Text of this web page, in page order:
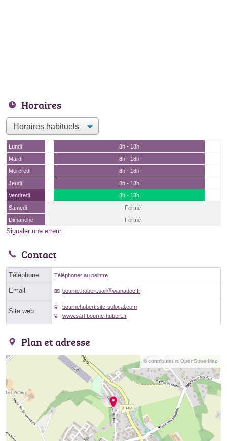
Horaires
Lundi
8h - 18h
Mardi
8h - 18h
Mercredi
8h - 18h
Jeudi
8h - 18h
Vendredi
8h - 18h
Samedi
Fermé
Dimanche
Fermé
Signaler une erreur
Contact
Téléphone Téléphoner au peintre
Email bourne.hubert.sarlⓐwanadoo.fr
Site web
bournehubert.site-solocal.com
www.sarl-bourne-hubert.fr
Plan et adresse
© contributeurs OpenStreetMap